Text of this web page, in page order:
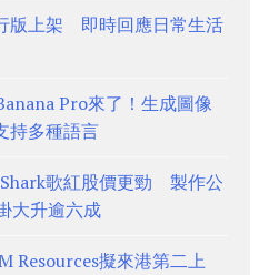
版上架 即時回應日常生活
Pro來了！生成圖像
多種語言
歌紅股價更勁 製作公
大升逾六成
Resources擬來港第二上